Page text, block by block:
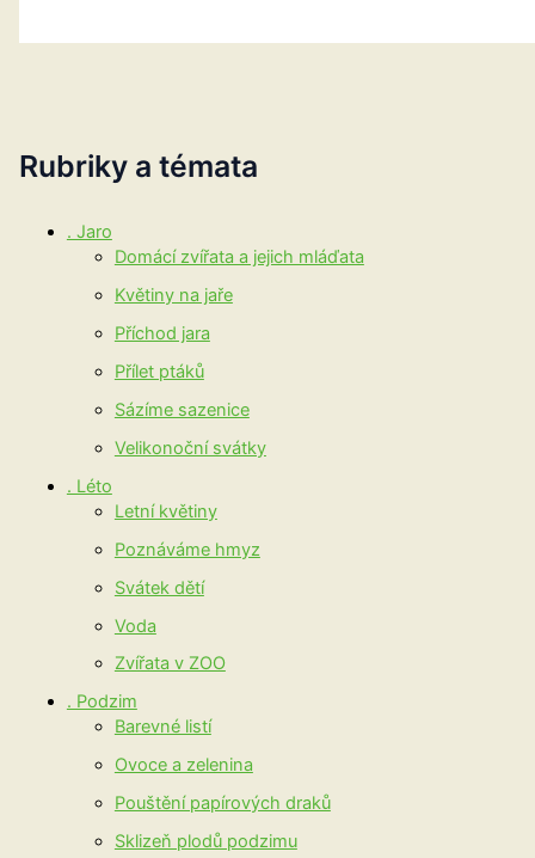
Rubriky a témata
. Jaro
Domácí zvířata a jejich mláďata
Květiny na jaře
Příchod jara
Přílet ptáků
Sázíme sazenice
Velikonoční svátky
. Léto
Letní květiny
Poznáváme hmyz
Svátek dětí
Voda
Zvířata v ZOO
. Podzim
Barevné listí
Ovoce a zelenina
Pouštění papírových draků
Sklizeň plodů podzimu